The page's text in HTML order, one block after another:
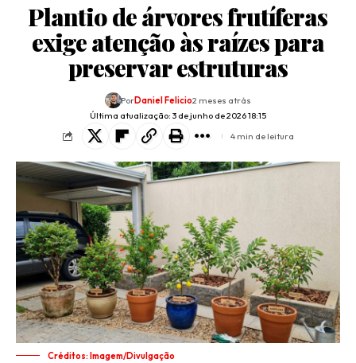
Plantio de árvores frutíferas
exige atenção às raízes para
preservar estruturas
Última atualização: 3 de junho de 2026 18:15
PorDaniel Felicio2 meses atrás
4 min de leitura
Créditos: Imagem/Divulgação